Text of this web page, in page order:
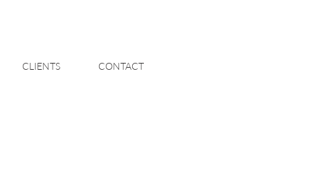
CLIENTS CONTACT